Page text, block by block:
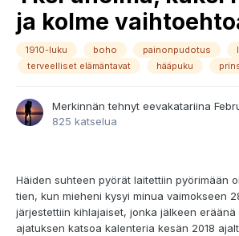
ja kolme
1910-luku boho painonpudotus
terveelliset elämäntavat
hääpuku
Merkinnän tehnyt eevakatariina
825 katselua
Häiden suhteen pyörät laitettiin pyörimään
tien, kun mieheni kysyi minua vaimokseen
järjestettiin kihlajaiset, jonka jälkeen eräänä
ajatuksen katsoa kalenteria kesän 2018